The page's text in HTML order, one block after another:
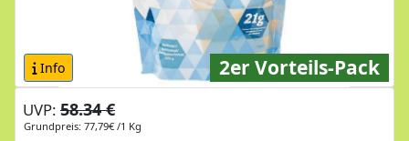
Info 2er Vorteils-Pack
UVP: 58.34 €
Grundpreis: 77,79€ /1 Kg